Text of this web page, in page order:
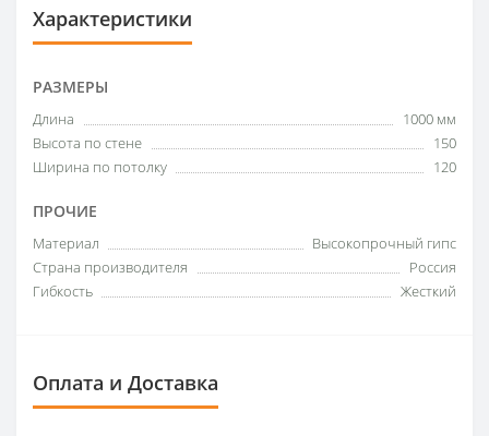
Характеристики
РАЗМЕРЫ
Длина
1000 мм
Высота по стене
150
Ширина по потолку
120
ПРОЧИЕ
Материал
Высокопрочный гипс
Страна производителя
Россия
Гибкость
Жесткий
Оплата и Доставка